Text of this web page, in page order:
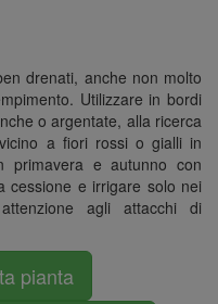
drenati, anche non molto
Utilizzare in bordi
o argentate, alla ricerca
a fiori rossi o gialli in
primavera e autunno con
cessione e irrigare solo nei
agli attacchi di
pianta